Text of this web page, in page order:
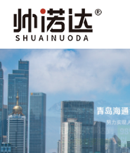
网站首页
关于我们
产品中心